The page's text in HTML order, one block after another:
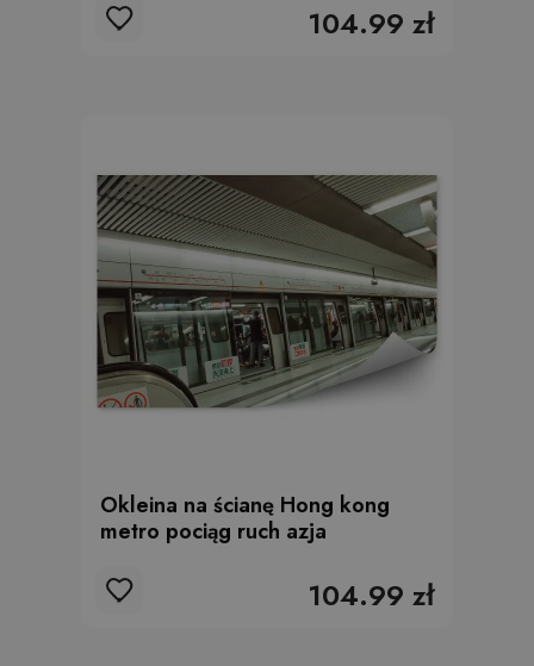
104.99 zł
Okleina na ścianę Hong kong
metro pociąg ruch azja
104.99 zł